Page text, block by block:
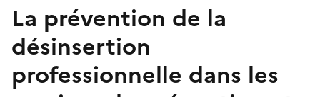
La prévention de la
désinsertion
professionnelle dans les